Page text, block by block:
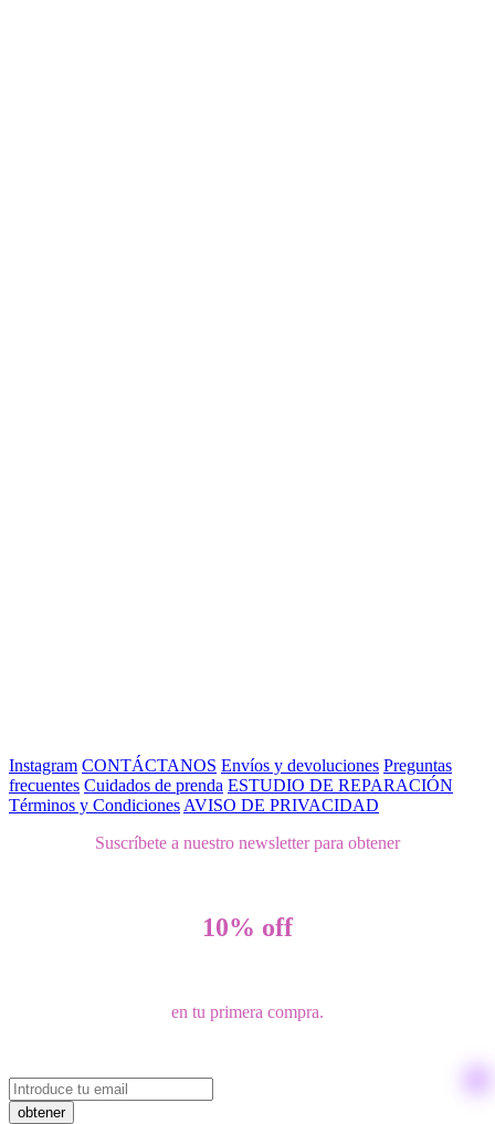
Instagram CONTÁCTANOS Envíos y devoluciones Preguntas
frecuentes Cuidados de prenda ESTUDIO DE REPARACIÓN
Términos y Condiciones AVISO DE PRIVACIDAD
Suscríbete a nuestro newsletter para obtener
10% off
en tu primera compra.
obtener